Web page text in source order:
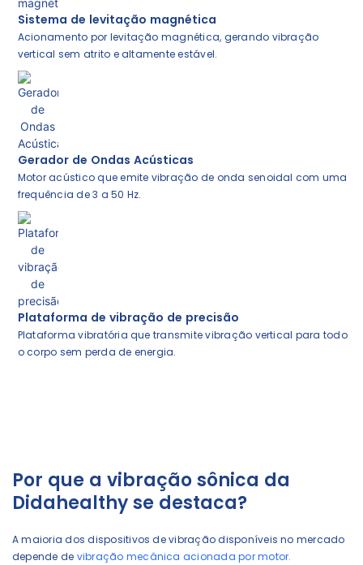
Sistema de levitação magnética
Acionamento por levitação magnética, gerando vibração
vertical sem atrito e altamente estável.
Gerador de Ondas Acústicas
Motor acústico que emite vibração de onda senoidal com uma
frequência de 3 a 50 Hz.
Plataforma de vibração de precisão
Plataforma vibratória que transmite vibração vertical para todo
o corpo sem perda de energia.
Por que a vibração sônica da
Didahealthy se destaca?
A maioria dos dispositivos de vibração disponíveis no mercado
depende de vibração mecânica acionada por motor.